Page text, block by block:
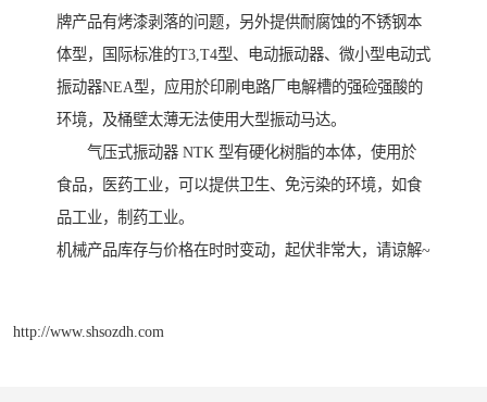
牌产品有烤漆剥落的问题，另外提供耐腐蚀的不锈钢本
体型，国际标准的T3,T4型、电动振动器、微小型电动式
振动器NEA型，应用於印刷电路厂电解槽的强硷强酸的
环境，及桶壁太薄无法使用大型振动马达。
气压式振动器 NTK 型有硬化树脂的本体，使用於
食品，医药工业，可以提供卫生、免污染的环境，如食
品工业，制药工业。
机械产品库存与价格在时时变动，起伏非常大，请谅解~
http://www.shsozdh.com